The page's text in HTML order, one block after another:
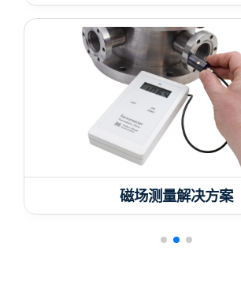
磁场测量解决方案